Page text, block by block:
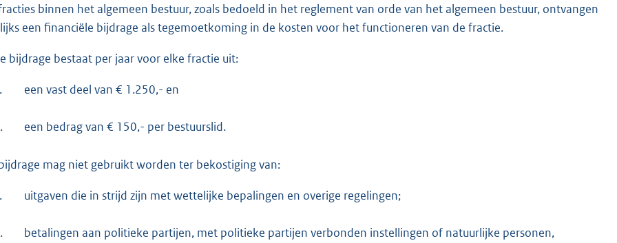
5
M
binnen het algemeen bestuur, zoals bedoeld in het reglement van orde van het algemeen bestuur, ontvangen
een financiële bijdrage als tegemoetkoming in de kosten voor het functioneren van de fractie.
bijdrage bestaat per jaar voor elke fractie uit:
een vast deel van € 1.250,- en
een bedrag van € 150,- per bestuurslid.
mag niet gebruikt worden ter bekostiging van:
uitgaven die in strijd zijn met wettelijke bepalingen en overige regelingen;
betalingen aan politieke partijen, met politieke partijen verbonden instellingen of natuurlijke personen,